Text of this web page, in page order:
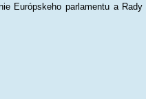
Európskeho parlamentu a